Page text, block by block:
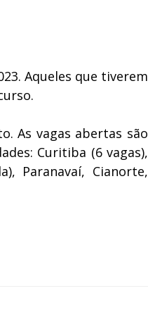
Aqueles que tiverem
As vagas abertas são
Curitiba (6 vagas),
Paranavaí, Cianorte,